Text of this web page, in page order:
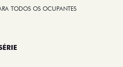
TODOS OS OCUPANTES